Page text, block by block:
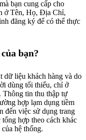
bạn cung cấp cho
ở Tên, Họ, Địa Chỉ,
đăng ký để có thể thực
bạn?
dữ liệu khách hàng và do
dùng tối thiểu, chỉ ở
Thông tin thu thập tự
hợp lạm dụng tiềm
đến việc sử dụng trang
hợp theo cách khác
hệ thống.